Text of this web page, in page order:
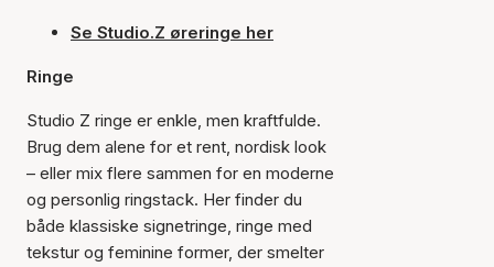
Se Studio.Z øreringe her
Ringe
Studio Z ringe er enkle, men kraftfulde.
Brug dem alene for et rent, nordisk look
– eller mix flere sammen for en moderne
og personlig ringstack. Her finder du
både klassiske signetringe, ringe med
tekstur og feminine former, der smelter